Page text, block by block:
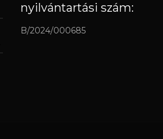
nyilvántartási szám:
B/2024/000685